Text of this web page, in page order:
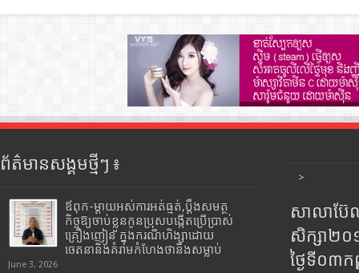
ព័ត៌មានសង្គមថ្មីៗ ៖
ឪពុក-ម្ដាយអស់ការអត់ធ្មត់,ប្ដឹងសមត្ថ
កិច្ចឱ្យចាប់ខ្លួនកូនប្រុសបង្កើតប្រើប្រាស់
គ្រឿងញៀន ក្នុងករណីហិង្សាដោយ
ចេតនានិងគំរាមកំហែងថានឹងសម្លាប់
June 3, 2026
>
សាលាប៊ែ
សិក្សា២
ថ្ងៃទី០៣